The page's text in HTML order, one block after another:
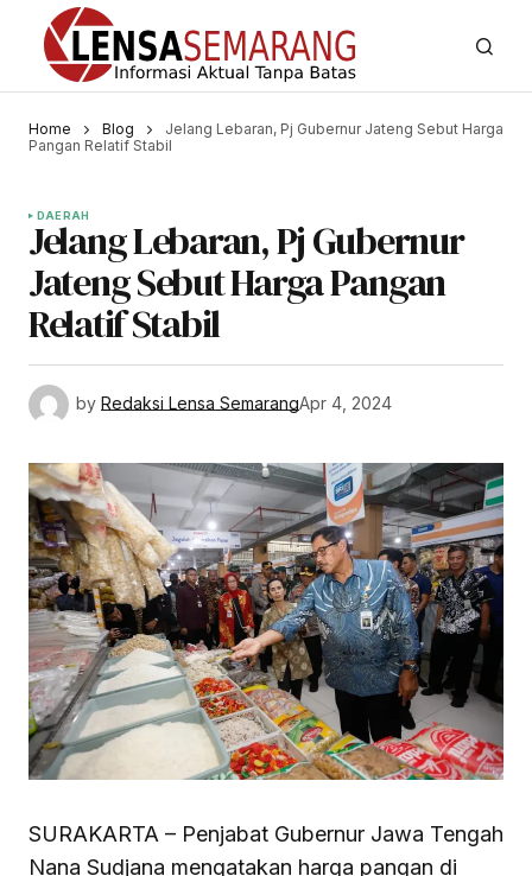
Home Blog
Jelang Lebaran, Pj Gubernur Jateng Sebut Harga
Pangan Relatif Stabil
DAERAH
Jelang Lebaran, Pj Gubernur
Jateng Sebut Harga Pangan
Relatif Stabil
by Redaksi Lensa SemarangApr 4, 2024
SURAKARTA – Penjabat Gubernur Jawa Tengah
Nana Sudjana mengatakan harga pangan di